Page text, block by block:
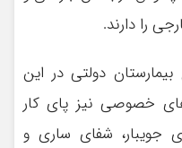
را دارند.
دولتی در این
خصوصی نیز پای کار
جویبار، شفای ساری و